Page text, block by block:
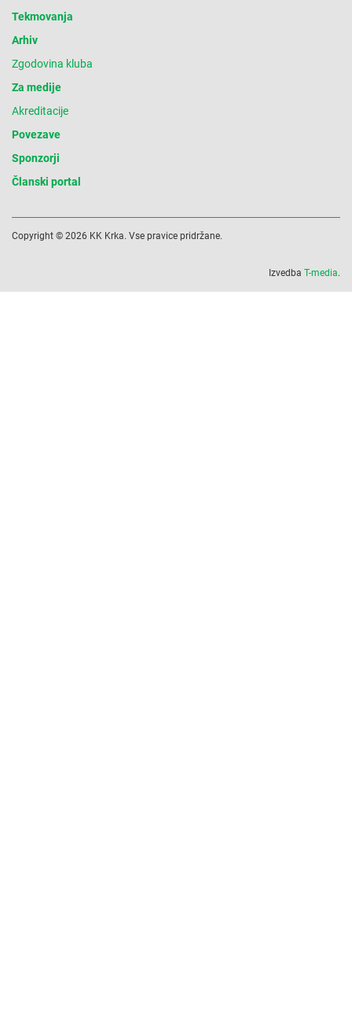
Tekmovanja
Arhiv
Zgodovina kluba
Za medije
Akreditacije
Povezave
Sponzorji
Članski portal
Copyright © 2026 KK Krka. Vse pravice pridržane.
Izvedba T-media.